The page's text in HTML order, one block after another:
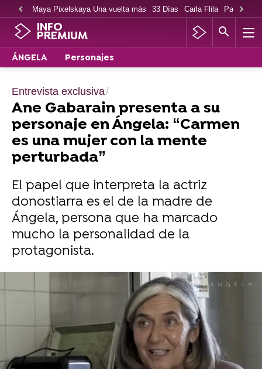
Maya Pixelskaya Una vuelta más 33 Días Carla Flila Paco
INFO
PREMIUM
ÁNGELA Personajes
Entrevista exclusiva
Ane Gabarain presenta a su
personaje en Ángela: “Carmen
es una mujer con la mente
perturbada”
El papel que interpreta la actriz
donostiarra es el de la madre de
Ángela, persona que ha marcado
mucho la personalidad de la
protagonista.
Roberto Fernández Ferreira